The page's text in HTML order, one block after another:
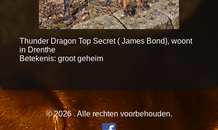
Thunder Dragon Top Secret ( James Bond), woont
in Drenthe
Betekenis: groot geheim
© 2026 . Alle rechten voorbehouden.